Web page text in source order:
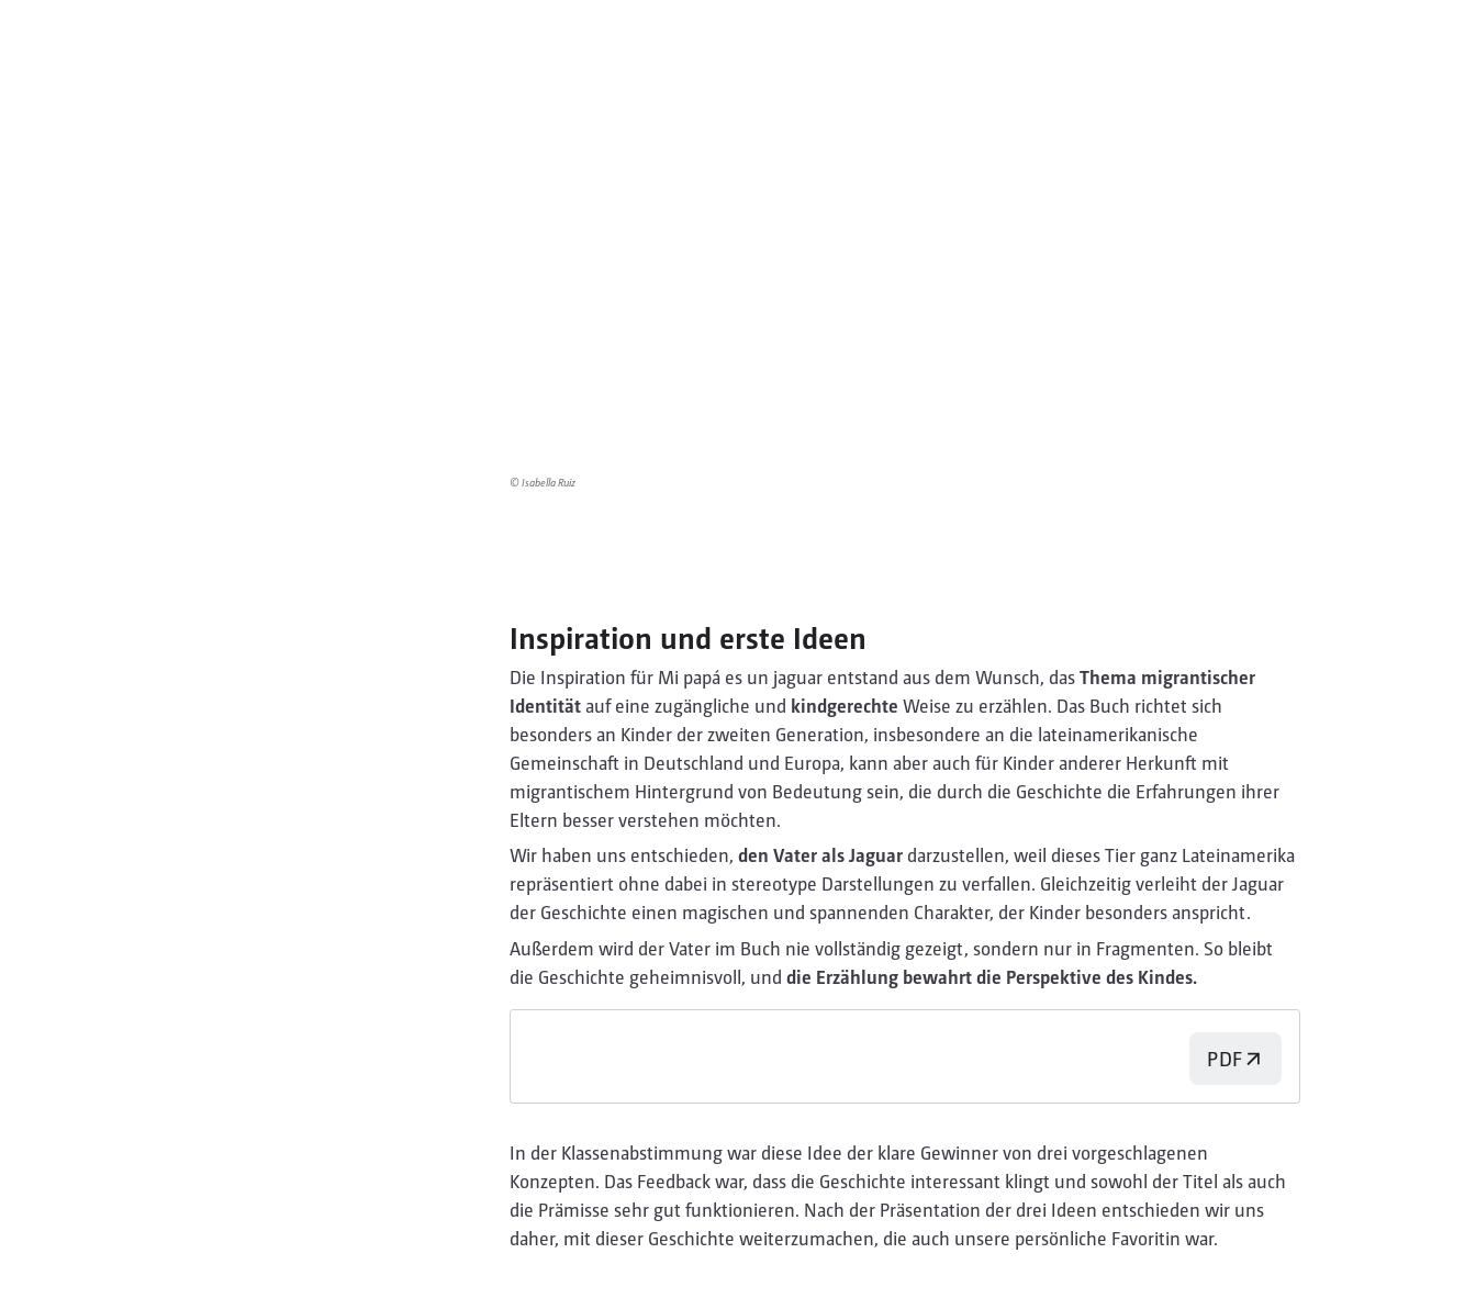
© Isabella Ruiz
Inspiration und erste Ideen
Die Inspiration für Mi papá es un jaguar entstand aus dem Wunsch, das Thema migrantischer
Identität auf eine zugängliche und kindgerechte Weise zu erzählen. Das Buch richtet sich
besonders an Kinder der zweiten Generation, insbesondere an die lateinamerikanische
Gemeinschaft in Deutschland und Europa, kann aber auch für Kinder anderer Herkunft mit
migrantischem Hintergrund von Bedeutung sein, die durch die Geschichte die Erfahrungen ihrer
Eltern besser verstehen möchten.
Wir haben uns entschieden, den Vater als Jaguar darzustellen, weil dieses Tier ganz Lateinamerika
repräsentiert ohne dabei in stereotype Darstellungen zu verfallen. Gleichzeitig verleiht der Jaguar
der Geschichte einen magischen und spannenden Charakter, der Kinder besonders anspricht.
Außerdem wird der Vater im Buch nie vollständig gezeigt, sondern nur in Fragmenten. So bleibt
die Geschichte geheimnisvoll, und die Erzählung bewahrt die Perspektive des Kindes.
PDF
In der Klassenabstimmung war diese Idee der klare Gewinner von drei vorgeschlagenen
Konzepten. Das Feedback war, dass die Geschichte interessant klingt und sowohl der Titel als auch
die Prämisse sehr gut funktionieren. Nach der Präsentation der drei Ideen entschieden wir uns
daher, mit dieser Geschichte weiterzumachen, die auch unsere persönliche Favoritin war.